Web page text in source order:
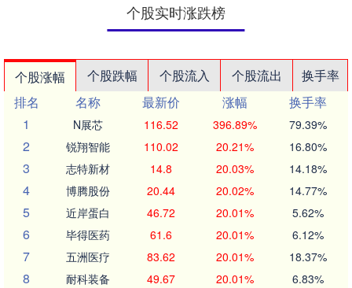
个股实时涨跌榜
个股涨幅 个股跌幅 个股流入 个股流出
换手率
排名
名称 最新价 涨幅
换手率
1
N展芯 116.52 396.89% 79.39%
2 锐翔智能 110.02 20.21% 16.80%
3 志特新材 14.8 20.03% 14.18%
4 博腾股份 20.44 20.02% 14.77%
5 近岸蛋白 46.72 20.01% 5.62%
6 毕得医药 61.6 20.01% 6.12%
7 五洲医疗 83.62 20.01% 18.37%
8 耐科装备 49.67 20.01% 6.83%